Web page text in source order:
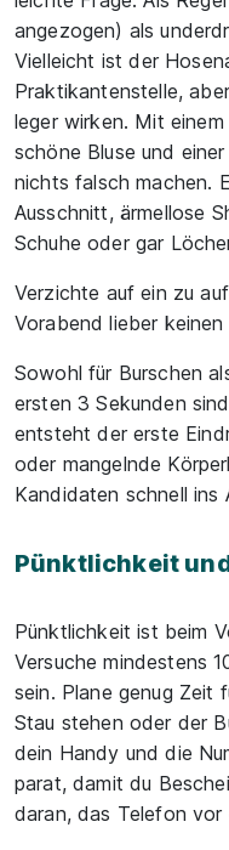
angezogen) als
Vielleicht ist der
Praktikantenstelle,
leger wirken. Mit
schöne Bluse und
nichts falsch machen.
Ausschnitt, ärmellose
Schuhe oder gar
Verzichte auf ein zu
Vorabend lieber
Sowohl für Burschen
ersten 3 Sekunden
entsteht der erste
oder mangelnde
Kandidaten schnell ins
Pünktlichkeit
Pünktlichkeit ist beim
Versuche mindestens
sein. Plane genug Zeit
Stau stehen oder der
dein Handy und die
parat, damit du
daran, das Telefon vor